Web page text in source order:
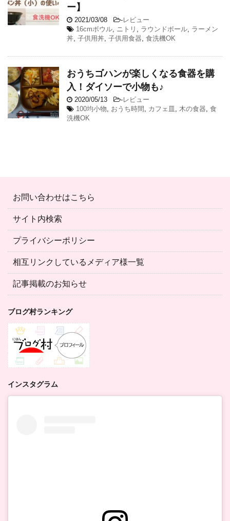
ー】
2021/03/08 -レビュー
16cmボウル, ニトリ , ラウンドボール, ラーメン
丼, 子供用丼, 子供用食器, 食洗機OK
おうちゴハンが楽しくなる食器を購
入！ダイソーで小物も♪
2020/05/13 -レビュー
100均小物, おうち時間 , カフェ皿 , 木の食器, 食
洗機OK
お問い合わせはこちら
サイト内検索
プライバシーポリシー
相互リンクしているメディア様一覧
記事掲載のお知らせ
ブログ村ランキング
インスタグラム